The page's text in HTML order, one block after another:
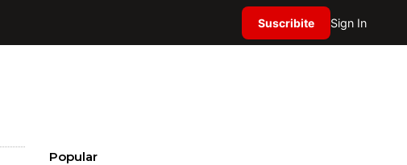
Suscribite Sign In
Popular